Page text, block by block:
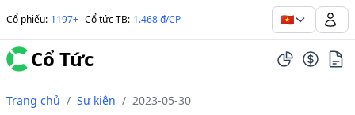
Cổ phiếu: 1197+ Cổ tức TB: 1.468 đ/CP 🇻🇳
Cổ Tức
Trang chủ / Sự kiện / 2023-05-30